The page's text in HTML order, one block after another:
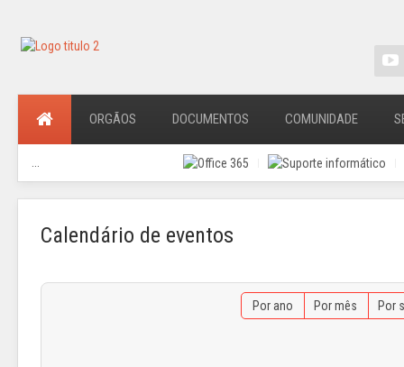
ORGÃOS DOCUMENTOS COMUNIDADE
Calendário de eventos
Por ano Por mês Por